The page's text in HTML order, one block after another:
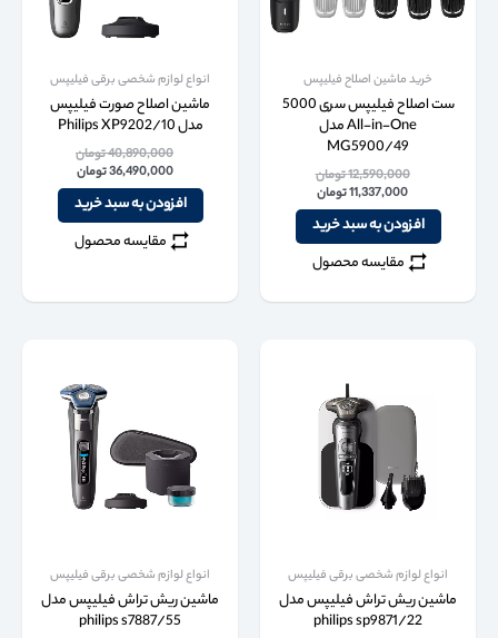
خرید ماشین اصلاح فیلیپس
ست اصلاح فیلیپس سری 5000
All-in-One مدل
MG5900/49
12,590,000تومان
11,337,000تومان
افزودن به سبد خرید
مقایسه محصول
انواع لوازم شخصی برقی فیلیپس
ماشین اصلاح صورت فیلیپس
مدل Philips XP9202/10
40,890,000تومان
36,490,000تومان
افزودن به سبد خرید
مقایسه محصول
انواع لوازم شخصی برقی فیلیپس
ماشین ریش تراش فیلیپس مدل
philips sp9871/22
انواع لوازم شخصی برقی فیلیپس
ماشین ریش تراش فیلیپس مدل
philips s7887/55